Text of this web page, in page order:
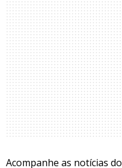
Acompanhe as notícias